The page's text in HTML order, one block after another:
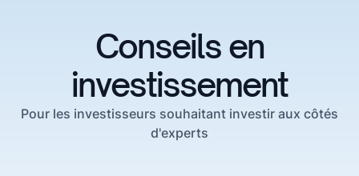
Conseils en
investissement
Pour les investisseurs souhaitant investir aux côtés
d'experts